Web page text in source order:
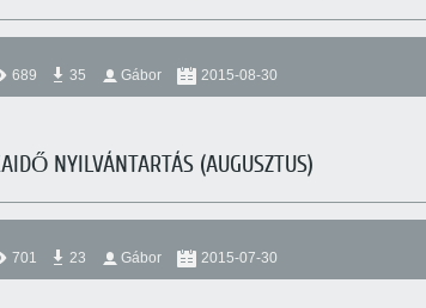
689 35 Gábor 2015-08-30
NYILVÁNTARTÁS (AUGUSZTUS)
701 23 Gábor 2015-07-30